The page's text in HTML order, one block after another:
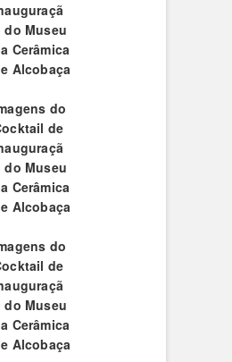
do Museu
Cerâmica
Alcobaça
do
de
do Museu
Cerâmica
Alcobaça
do
de
do Museu
Cerâmica
Alcobaça